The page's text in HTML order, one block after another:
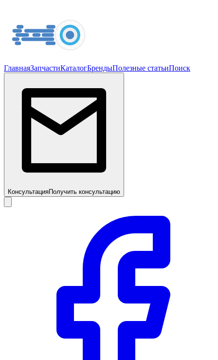
ГлавнаяЗапчастиКаталогБрендыПолезные статьиПоиск
КонсультацияПолучить консультацию